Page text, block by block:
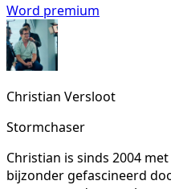
Word premium
Christian Versloot
Stormchaser
Christian is sinds 2004
bijzonder gefascineerd